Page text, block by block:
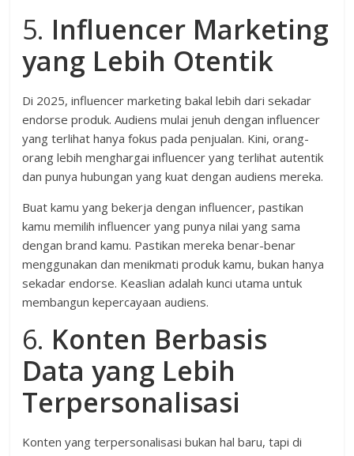
5. Influencer Marketing
yang Lebih Otentik
Di 2025, influencer marketing bakal lebih dari sekadar
endorse produk. Audiens mulai jenuh dengan influencer
yang terlihat hanya fokus pada penjualan. Kini, orang-
orang lebih menghargai influencer yang terlihat autentik
dan punya hubungan yang kuat dengan audiens mereka.
Buat kamu yang bekerja dengan influencer, pastikan
kamu memilih influencer yang punya nilai yang sama
dengan brand kamu. Pastikan mereka benar-benar
menggunakan dan menikmati produk kamu, bukan hanya
sekadar endorse. Keaslian adalah kunci utama untuk
membangun kepercayaan audiens.
6. Konten Berbasis
Data yang Lebih
Terpersonalisasi
Konten yang terpersonalisasi bukan hal baru, tapi di